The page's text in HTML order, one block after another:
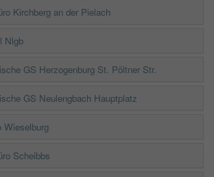
Kirchberg an der Pielach
Nlgb
GS Herzogenburg St. Pöltner Str.
GS Neulengbach Hauptplatz
Wieselburg
Scheibbs